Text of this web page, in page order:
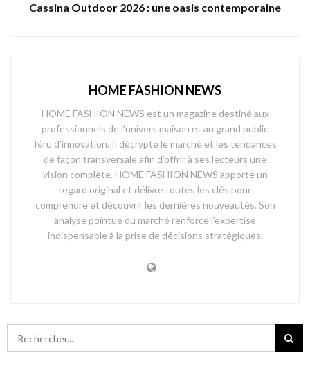
Cassina Outdoor 2026 : une oasis contemporaine
HOME FASHION NEWS
HOME FASHION NEWS est un magazine destiné aux
professionnels de l’univers maison et au grand public
féru d’innovation. Il décrypte le marché et les tendances
de façon transversale afin d’offrir à ses lecteurs une
vision complète. HOME FASHION NEWS apporte un
regard original et délivre toutes les clés pour
comprendre et découvrir les dernières nouveautés. Son
analyse pointue du marché renforce l’expertise
indispensable à la prise de décisions stratégiques.